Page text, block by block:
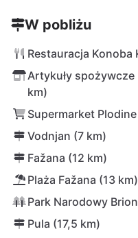
W pobliżu
Restauracja Konoba
Artykuły
km)
Supermarket
Vodnjan (7 km)
Fažana (12 km)
Plaża Fažana (13 km)
Park Narodowy
Pula (17,5 km)